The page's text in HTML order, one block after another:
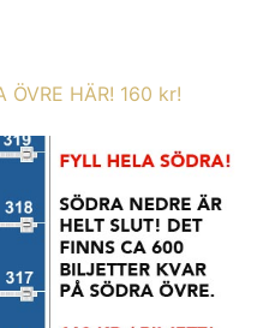
ÖVRE HÄR! 160 kr!